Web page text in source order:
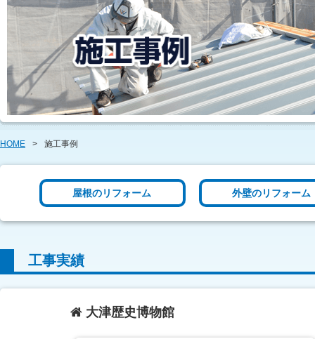
HOME > 施工事例
屋根のリフォーム 外壁のリフォーム
工事実績
大津歴史博物館